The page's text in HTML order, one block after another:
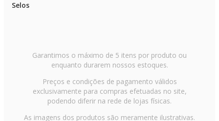
Selos
Garantimos o máximo de 5 itens por produto ou
enquanto durarem nossos estoques.
Preços e condições de pagamento válidos
exclusivamente para compras efetuadas no site,
podendo diferir na rede de lojas físicas.
As imagens dos produtos são meramente ilustrativas.